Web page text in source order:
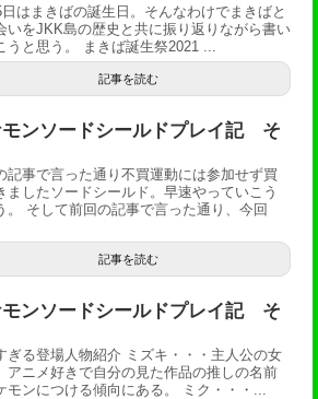
はまきばの誕生日。そんなわけでまきばと
いをJKK島の歴史と共に振り返りながら書い
うと思う。 まきば誕生祭2021 ...
記事を読む
ンソードシールドプレイ記 そ
記事で言った通り不買運動には参加せず買
ましたソードシールド。早速やっていこう
。 そして前回の記事で言った通り、今回
記事を読む
ンソードシールドプレイ記 そ
ぎる登場人物紹介 ミズキ・・・主人公の女
アニメ好きで自分の見た作品の推しの名前
モンにつける傾向にある。 ミク・・・...